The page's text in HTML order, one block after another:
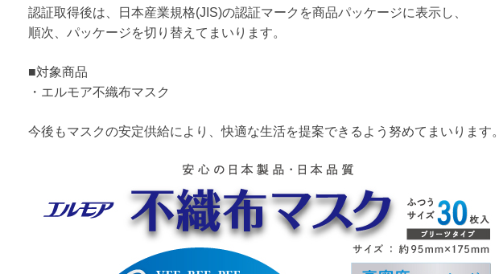
認証取得後は、日本産業規格(JIS)の認証マークを商品パッケージに表示し、
順次、パッケージを切り替えてまいります。
■対象商品
・エルモア不織布マスク
今後もマスクの安定供給により、快適な生活を提案できるよう努めてまいります。